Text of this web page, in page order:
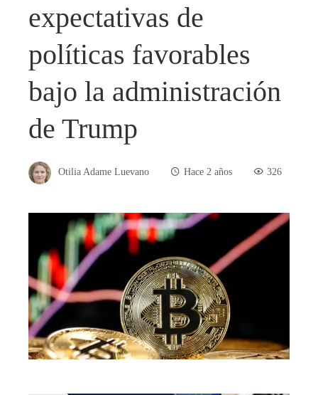
expectativas de
políticas favorables
bajo la administración
de Trump
Otilia Adame Luevano Hace 2 años 326